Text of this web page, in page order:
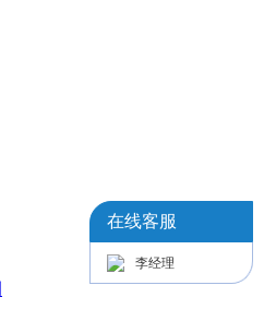
在线客服
李经理